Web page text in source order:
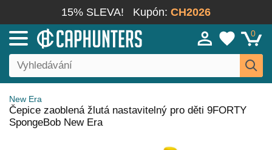
15% SLEVA! Kupón: CH2026
0
New Era
Čepice zaoblená žlutá nastavitelný pro děti 9FORTY
SpongeBob New Era